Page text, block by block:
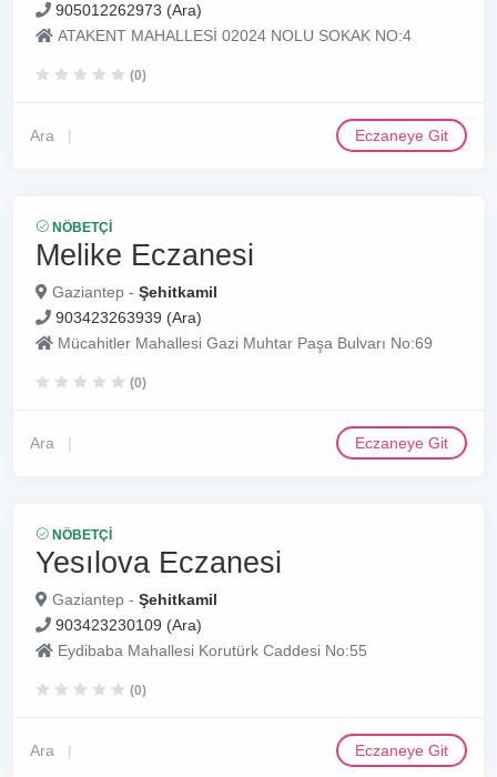
905012262973 (Ara)
ATAKENT MAHALLESİ 02024 NOLU SOKAK NO:4
(0)
Ara Eczaneye Git
NÖBETÇI
Melike Eczanesi
Gaziantep - Şehitkamil
903423263939 (Ara)
Mücahitler Mahallesi Gazi Muhtar Paşa Bulvarı No:69
(0)
Ara Eczaneye Git
NÖBETÇI
Yesılova Eczanesi
Gaziantep - Şehitkamil
903423230109 (Ara)
Eydibaba Mahallesi Korutürk Caddesi No:55
(0)
Ara Eczaneye Git